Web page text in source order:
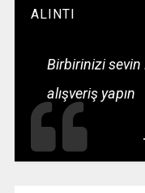
ALINTI
Birbirinizi
alışveriş yapın